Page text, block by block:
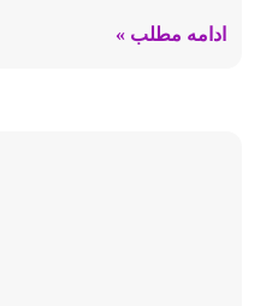
ادامه مطلب »